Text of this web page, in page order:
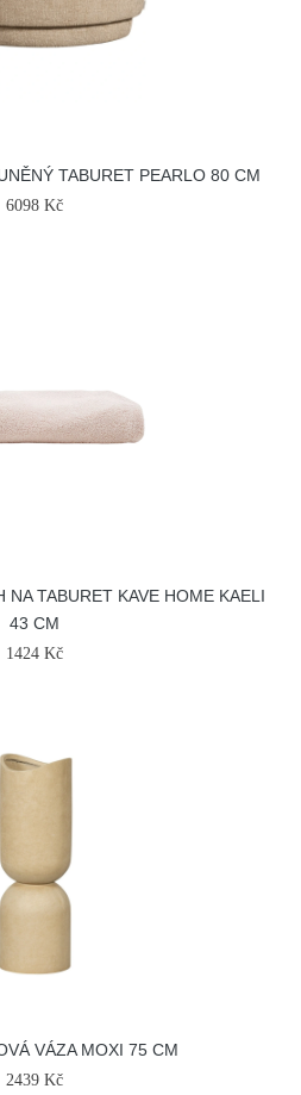
TABURET PEARLO 80 CM
6098 Kč
NA TABURET KAVE HOME KAELI
43 CM
1424 Kč
VÁZA MOXI 75 CM
2439 Kč